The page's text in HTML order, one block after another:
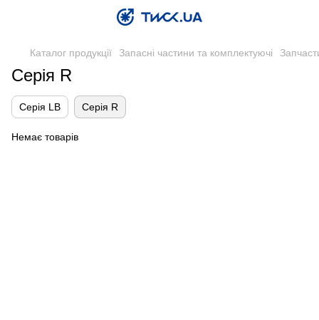
Каталог продукції Запасні частини та комплектуючі
Серія R
Серія LB Серія R
Немає товарів